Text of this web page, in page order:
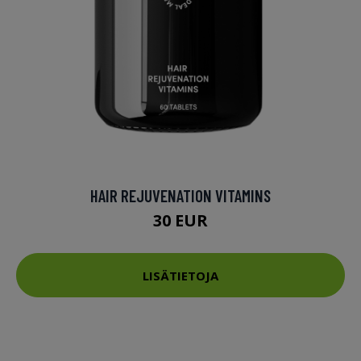
HAIR REJUVENATION VITAMINS
30 EUR
LISÄTIETOJA